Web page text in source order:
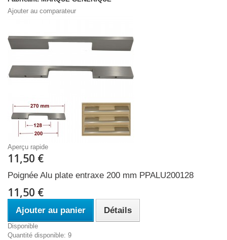
Ajouter au comparateur
Aperçu rapide
11,50 €
Poignée Alu plate entraxe 200 mm PPALU200128
11,50 €
Ajouter au panier Détails
Disponible
Quantité disponible: 9